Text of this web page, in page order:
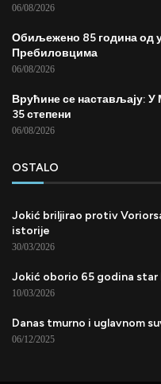
06/08/2026
Обиљежено 85 година од
Пребиловцима
06/08/2026
Врућине се настављају:
35 степени
06/08/2026
OSTALO
Jokić briljirao protiv
istorije
30/03/2026
Jokić oborio 65 godina star
10/03/2026
Danas tmurno i uglavnom
06/12/2025